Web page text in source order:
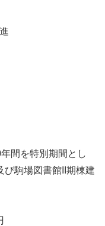
間を特別期間とし
び駒場図書館II期棟建